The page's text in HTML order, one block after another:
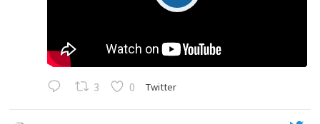
3 0 Twitter